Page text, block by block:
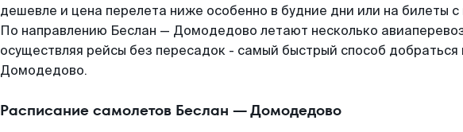
дешевле и цена перелета ниже особенно в будние дни или на билеты
По направлению Беслан — Домодедово летают несколько
осуществляя рейсы без пересадок - самый быстрый способ добраться
Домодедово.
Расписание самолетов Беслан — Домодедово